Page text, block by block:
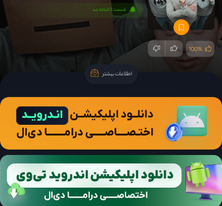
100%
قسمت 2 اضافه شد
اطلاعات بیشتر